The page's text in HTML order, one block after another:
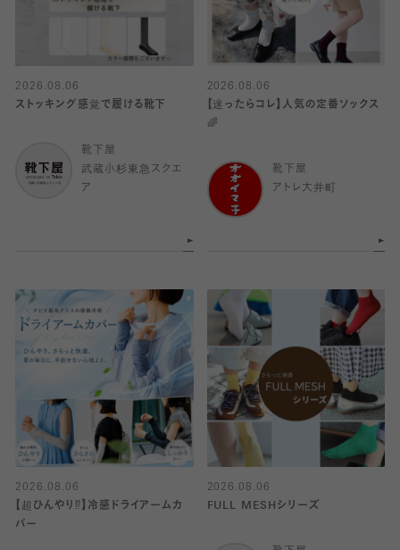
2026.08.06
ストッキング感覚で履ける靴下
靴下屋
武蔵小杉東急スクエ
ア
2026.08.06
【迷ったらコレ】人気の定番ソックス
🌈
靴下屋
アトレ大井町
2026.08.06
【超ひんやり⁉︎】冷感ドライアームカ
バー
2026.08.06
FULL MESHシリーズ